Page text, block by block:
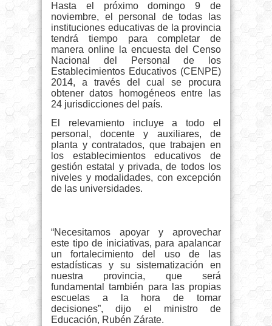
Hasta el próximo domingo 9 de
noviembre, el personal de todas las
instituciones educativas de la provincia
tendrá tiempo para completar de
manera online la encuesta del Censo
Nacional del Personal de los
Establecimientos Educativos (CENPE)
2014, a través del cual se procura
obtener datos homogéneos entre las
24 jurisdicciones del país.
El relevamiento incluye a todo el
personal, docente y auxiliares, de
planta y contratados, que trabajen en
los establecimientos educativos de
gestión estatal y privada, de todos los
niveles y modalidades, con excepción
de las universidades.
“Necesitamos apoyar y aprovechar
este tipo de iniciativas, para apalancar
un fortalecimiento del uso de las
estadísticas y su sistematización en
nuestra provincia, que será
fundamental también para las propias
escuelas a la hora de tomar
decisiones”, dijo el ministro de
Educación, Rubén Zárate.